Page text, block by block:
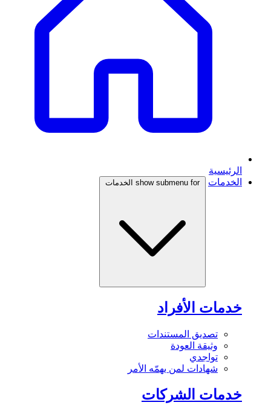
الرئيسية
الخدمات
show submenu for الخدمات
خدمات الأفراد
تصديق المستندات
وثيقة العودة
تواجدي
شهادات لمن يهمّه الأمر
خدمات الشركات